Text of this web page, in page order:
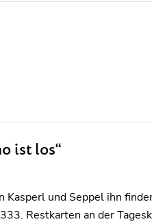
ist los“
Kasperl und Seppel ihn
Restkarten an der